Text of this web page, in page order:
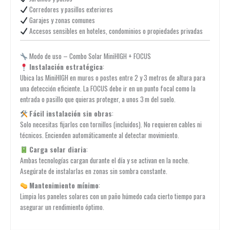
Corredores y pasillos exteriores
Garajes y zonas comunes
Accesos sensibles en hoteles, condominios o propiedades privadas
Modo de uso – Combo Solar MiniHIGH + FOCUS
Instalación estratégica:
Ubica las MiniHIGH en muros o postes entre 2 y 3 metros de altura para
una detección eficiente. La FOCUS debe ir en un punto focal como la
entrada o pasillo que quieras proteger, a unos 3 m del suelo.
Fácil instalación sin obras:
Solo necesitas fijarlos con tornillos (incluidos). No requieren cables ni
técnicos. Encienden automáticamente al detectar movimiento.
Carga solar diaria:
Ambas tecnologías cargan durante el día y se activan en la noche.
Asegúrate de instalarlas en zonas sin sombra constante.
Mantenimiento mínimo:
Limpia los paneles solares con un paño húmedo cada cierto tiempo para
asegurar un rendimiento óptimo.